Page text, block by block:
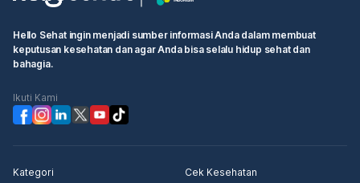
Hello Sehat ingin menjadi sumber informasi Anda dalam membuat
keputusan kesehatan dan agar Anda bisa selalu hidup sehat dan
bahagia.
Ikuti Kami
Kategori
Cek Kesehatan